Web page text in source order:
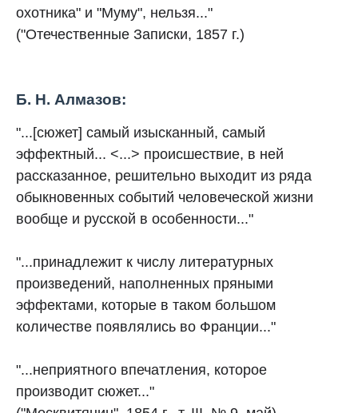
охотника" и "Муму", нельзя..."
("Отечественные Записки, 1857 г.)
Б. Н. Алмазов:
"...[сюжет] самый изысканный, самый
эффектный... <...> происшествие, в ней
рассказанное, решительно выходит из ряда
обыкновенных событий человеческой жизни
вообще и русской в особенности..."
"...принадлежит к числу литературных
произведений, наполненных пряными
эффектами, которые в таком большом
количестве появлялись во Франции..."
"...неприятного впечатления, которое
производит сюжет..."